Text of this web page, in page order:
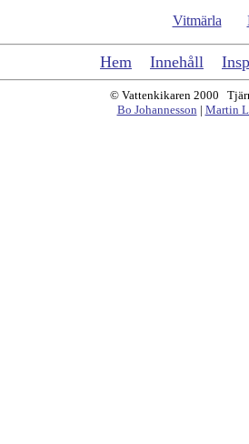
Vitmärla
Hem Innehåll
© Vattenkikaren 2000
Bo Johannesson | Martin